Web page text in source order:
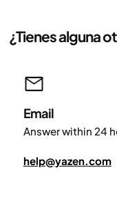
¿Tienes alguna
Email
Answer within 24
help@yazen.com